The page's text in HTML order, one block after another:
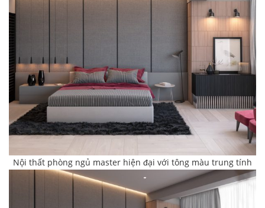
Nội thất phòng ngủ master hiện đại với tông màu trung tính